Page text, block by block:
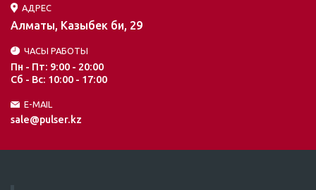
АДРЕС
Алматы, Казыбек би, 29
ЧАСЫ РАБОТЫ
Пн - Пт: 9:00 - 20:00
Сб - Вс: 10:00 - 17:00
E-MAIL
sale@pulser.kz